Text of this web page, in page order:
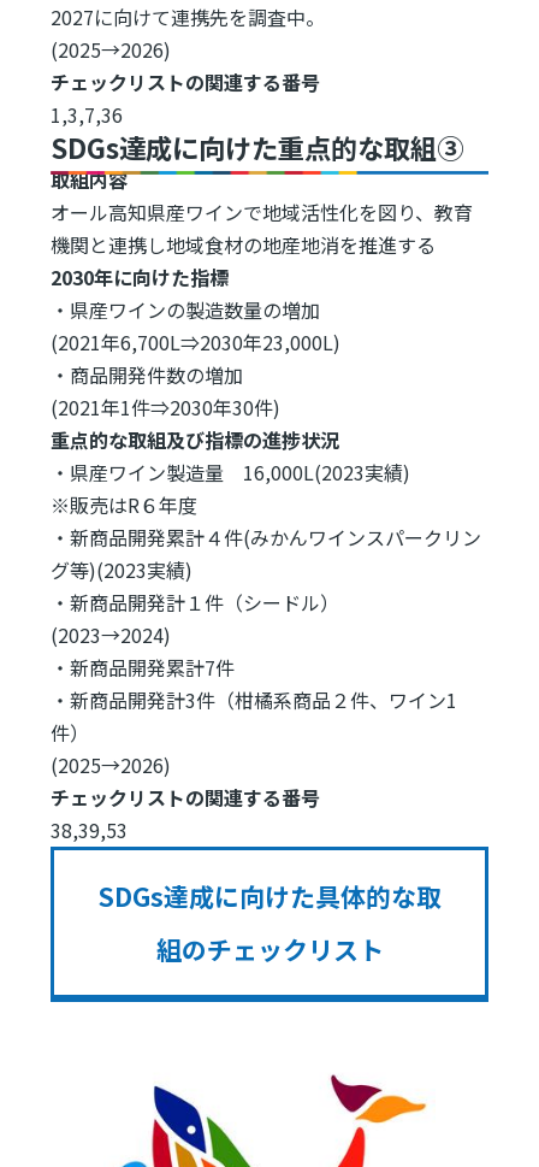
2027に向けて連携先を調査中。
(2025→2026)
チェックリストの関連する番号
1,3,7,36
SDGs達成に向けた重点的な取組③
取組内容
オール高知県産ワインで地域活性化を図り、教育
機関と連携し地域食材の地産地消を推進する
2030年に向けた指標
・県産ワインの製造数量の増加
(2021年6,700L⇒2030年23,000L)
・商品開発件数の増加
(2021年1件⇒2030年30件)
重点的な取組及び指標の進捗状況
・県産ワイン製造量 16,000L(2023実績)
※販売はR６年度
・新商品開発累計４件(みかんワインスパークリン
グ等)(2023実績)
・新商品開発計１件（シードル）
(2023→2024)
・新商品開発累計7件
・新商品開発計3件（柑橘系商品２件、ワイン1
件）
(2025→2026)
チェックリストの関連する番号
38,39,53
SDGs達成に向けた具体的な取
組のチェックリスト